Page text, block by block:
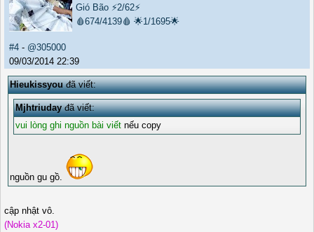
Gió Bão ⚡2/62⚡
🩸674/4139🩸 🌟1/1695🌟
#4 - @305000
09/03/2014 22:39
Hieukissyouđã viết:
Mjhtriudayđã viết:
vui lòng ghi nguồn bài viết nếu copy
nguồn gu gồ.
cập nhật vô.
(Nokia x2-01)